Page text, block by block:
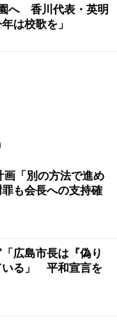
へ 香川代表・英明
は校歌を」
「別の方法で進め
も会長への支持確
広島市長は『偽り
いる」 平和宣言を